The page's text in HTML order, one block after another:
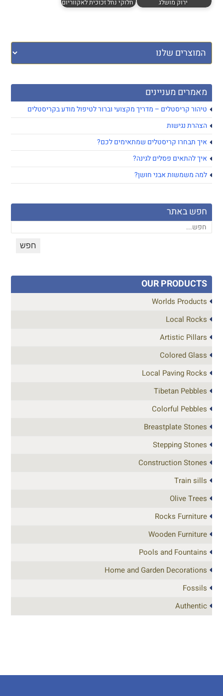
מאמרים מעניינים
טיהור קריסטלים – מדריך מקצועי וברור לטיפול מודע בקריסטלים
הצהרת נגישות
איך תבחרו קריסטלים שמתאימים לכם?
איך להתאים פסלים לגינה?
למה משמשות אבני חושן?
חפש באתר
ירוק מושלג חלוקי נחל זכוכית לאקווריום
OUR PRODUCTS
Worlds Products
Local Rocks
Artistic Pillars
Colored Glass
Local Paving Rocks
Tibetan Pebbles
Colorful Pebbles
Breastplate Stones
Stepping Stones
Construction Stones
Train sills
Olive Trees
Rocks Furniture
Wooden Furniture
Pools and Fountains
Home and Garden Decorations
Fossils
Authentic